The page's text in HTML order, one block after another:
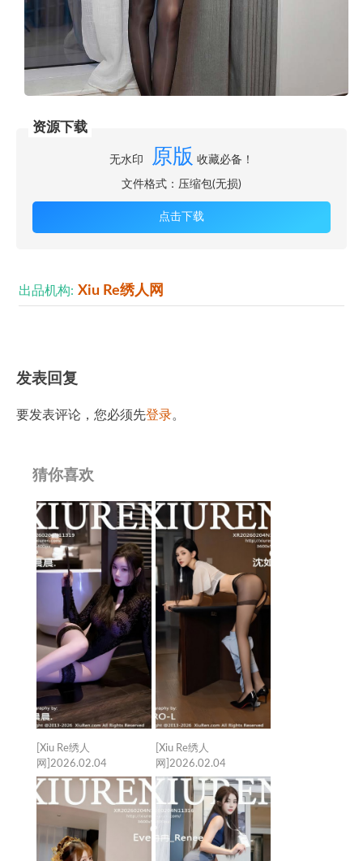
资源下载
无水印 原版 收藏必备！
文件格式：压缩包(无损)
点击下载
出品机构: Xiu Re绣人网
发表回复
要发表评论，您必须先登录。
猜你喜欢
[Xiu Re绣人
网]2026.02.04
VOL.11319 杨晨晨
[72+1P／957MB]
[Xiu Re绣人
网]2026.02.04
VOL.11318 沈如斯
[66+1P／838MB]